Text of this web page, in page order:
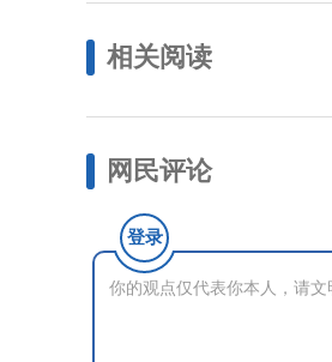
相关阅读
网民评论
登录